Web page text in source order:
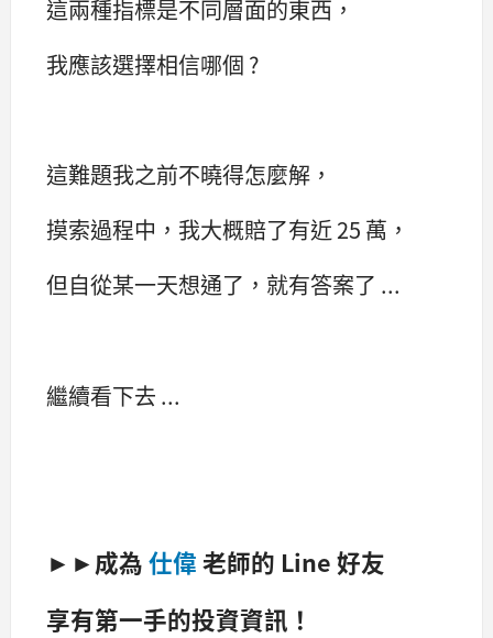
這兩種指標是不同層面的東西，
我應該選擇相信哪個 ?
這難題我之前不曉得怎麼解，
摸索過程中，我大概賠了有近 25 萬，
但自從某一天想通了，就有答案了 ...
繼續看下去 ...
►►成為仕偉老師的 Line 好友
享有第一手的投資資訊！